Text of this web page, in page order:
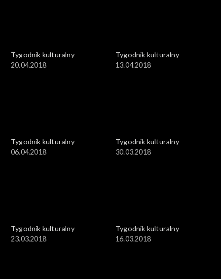
Tygodnik kulturalny
20.04.2018
Tygodnik kulturalny
13.04.2018
Tygodnik kulturalny
06.04.2018
Tygodnik kulturalny
30.03.2018
Tygodnik kulturalny
23.03.2018
Tygodnik kulturalny
16.03.2018